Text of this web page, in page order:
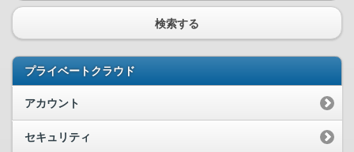
検索する
プライベートクラウド
アカウント
セキュリティ